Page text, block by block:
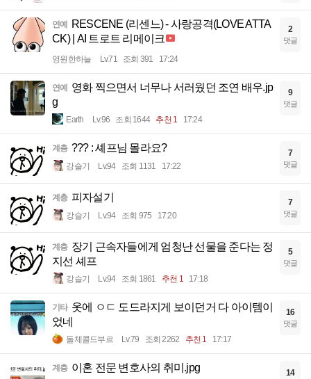
연예
RESCENE (리센느) - 사랑공격(LOVE ATTA
CK) | AI 트로트 리메이크
영원한하늘 Lv.71 조회 391 17:24
2
댓글
연예
영화 찍으면서 너무나 서러웠던 조연 배우.jp
g
Earth Lv.96 조회 1644 추천 1 17:24
9
댓글
계층 ??? : 셰프님 몰라요?
강슬기 Lv.94 조회 1131 17:22
7
댓글
계층 피자설기
강슬기 Lv.94 조회 975 17:20
7
댓글
계층 장기 근속자들에게 엄청난 선물을 준다는 정
지선 셰프
강슬기 Lv.94 조회 1861 추천 1 17:18
5
댓글
기타 옷에 ㅇㄷ 도드라지게 보이던거 다 아이템이
었네
돌체콜드부르 Lv.79 조회 2262 추천 1 17:17
16
댓글
계층 이혼 전문 변호사의 취미.jpg 14